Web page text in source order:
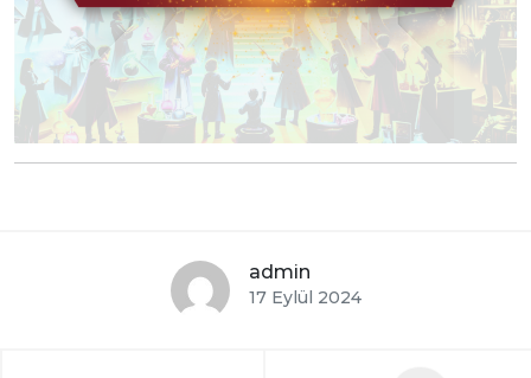
admin
17 Eylül 2024